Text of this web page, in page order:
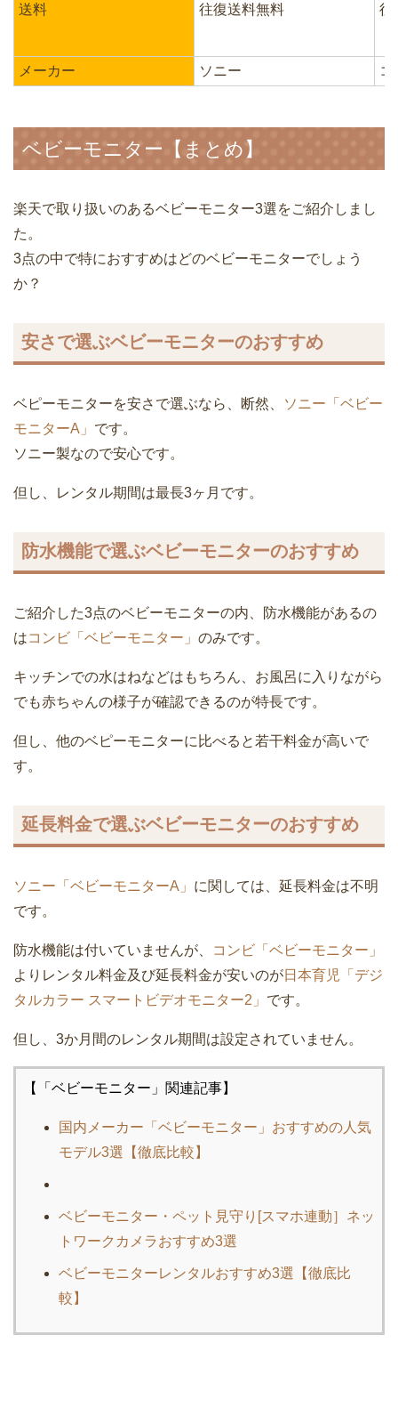
送料 往復送料無料 往
メーカー ソニー コ
ベビーモニター【まとめ】
楽天で取り扱いのあるベビーモニター3選をご紹介しまし
た。
3点の中で特におすすめはどのベビーモニターでしょう
か？
安さで選ぶベビーモニターのおすすめ
ベピーモニターを安さで選ぶなら、断然、
ソニー「ベビー
モニターA」 です。
ソニー製なので安心です。
但し、レンタル期間は最長3ヶ月です。
防水機能で選ぶベビーモニターのおすすめ
ご紹介した3点のベビーモニターの内、防水機能があるの
はコンビ「ベビーモニター」 のみです。
キッチンでの水はねなどはもちろん、お風呂に入りながら
でも赤ちゃんの様子が確認できるのが特長です。
但し、他のベピーモニターに比べると若干料金が高いで
す。
延長料金で選ぶベビーモニターのおすすめ
ソニー「ベビーモニターA」 に関しては、延長料金は不明
です。
防水機能は付いていませんが、
コンビ「ベビーモニター」
よりレンタル料金及び延長料金が安いのが日本育児「デジ
タルカラー スマートビデオモニター2」 です。
但し、3か月間のレンタル期間は設定されていません。
【「ベビーモニター」関連記事】
国内メーカー「ベビーモニター」おすすめの人気
モデル3選【徹底比較】
ベビーモニター・ペット見守り[スマホ連動］ネッ
トワークカメラおすすめ3選
ベビーモニターレンタルおすすめ3選【徹底比
較】